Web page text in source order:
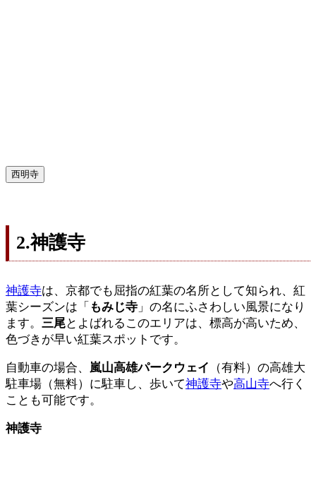
西明寺
2.神護寺
神護寺は、京都でも屈指の紅葉の名所として知られ、紅
葉シーズンは「 もみじ寺 」の名にふさわしい風景になり
ます。 三尾とよばれるこのエリアは、標高が高いため、
色づきが早い紅葉スポットです。
自動車の場合、 嵐山高雄パークウェイ
（有料）の高雄大
駐車場（無料）に駐車し、歩いて神護寺や高山寺へ行く
ことも可能です。
神護寺